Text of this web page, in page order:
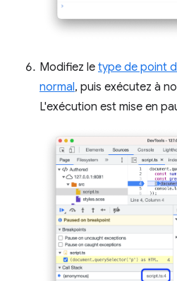
Modifiez le type de point
normal, puis exécutez à
L'exécution est mise en